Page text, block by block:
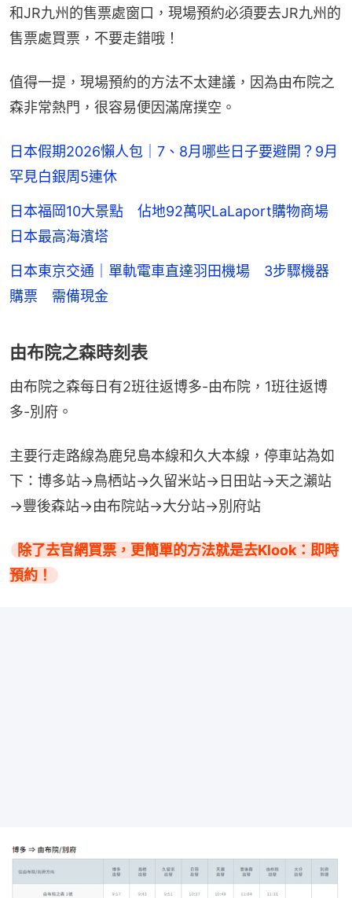
和JR九州的售票處窗口，現場預約必須要去JR九州的
售票處買票，不要走錯哦！
值得一提，現場預約的方法不太建議，因為由布院之
森非常熱門，很容易便因滿席撲空。
日本假期2026懶人包｜7、8月哪些日子要避開？9月
罕見白銀周5連休
日本福岡10大景點 佔地92萬呎LaLaport購物商場
日本最高海濱塔
日本東京交通｜單軌電車直達羽田機場 3步驟機器
購票 需備現金
由布院之森時刻表
由布院之森每日有2班往返博多-由布院，1班往返博
多-別府。
主要行走路線為鹿兒島本線和久大本線，停車站為如
下：博多站→鳥栖站→久留米站→日田站→天之瀨站
→豐後森站→由布院站→大分站→別府站
除了去官網買票，更簡單的方法就是去Klook：即時
預約！